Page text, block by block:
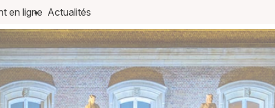
en ligne Actualités